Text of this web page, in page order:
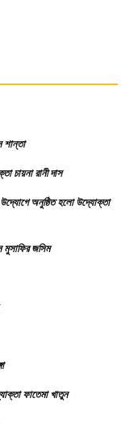
শান্তা
চায়না রানী দাস
উদ্যোগে অনুষ্ঠিত হলো উদ্যোক্তা
জসিম
ফাতেমা খাতুন